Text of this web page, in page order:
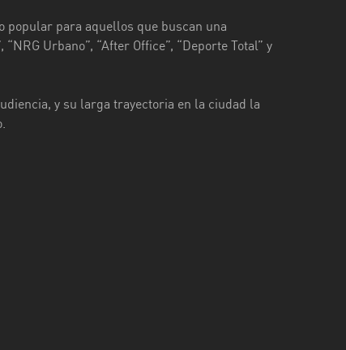
popular para aquellos que buscan una
Urbano”, “After Office”, “Deporte Total” y
y su larga trayectoria en la ciudad la